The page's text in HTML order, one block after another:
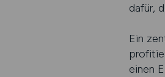
dafür,
Ein
einen